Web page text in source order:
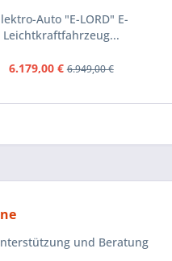
Auto "E-LORD" E-
Leichtkraftfahrzeug...
6.179,00 € 6.949,00 €
und Beratung